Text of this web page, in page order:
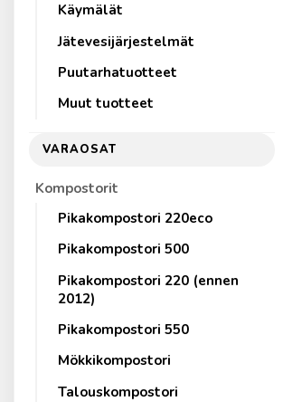
Käymälät
Jätevesijärjestelmät
Puutarhatuotteet
Muut tuotteet
VARAOSAT
Kompostorit
Pikakompostori 220eco
Pikakompostori 500
Pikakompostori 220 (ennen
2012)
Pikakompostori 550
Mökkikompostori
Talouskompostori